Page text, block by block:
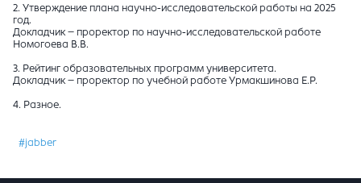
2. Утверждение плана научно-исследовательской работы на 2025
год.
Докладчик – проректор по научно-исследовательской работе
Номогоева В.В.
3. Рейтинг образовательных программ университета.
Докладчик – проректор по учебной работе Урмакшинова Е.Р.
4. Разное.
#jabber